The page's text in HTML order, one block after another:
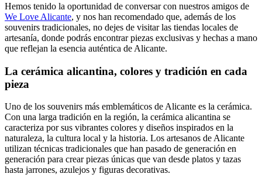
Hemos tenido la oportunidad de conversar con nuestros amigos de
We Love Alicante, y nos han recomendado que, además de los
souvenirs tradicionales, no dejes de visitar las tiendas locales de
artesanía, donde podrás encontrar piezas exclusivas y hechas a mano
que reflejan la esencia auténtica de Alicante.
La cerámica alicantina, colores y tradición en cada
pieza
Uno de los souvenirs más emblemáticos de Alicante es la cerámica.
Con una larga tradición en la región, la cerámica alicantina se
caracteriza por sus vibrantes colores y diseños inspirados en la
naturaleza, la cultura local y la historia. Los artesanos de Alicante
utilizan técnicas tradicionales que han pasado de generación en
generación para crear piezas únicas que van desde platos y tazas
hasta jarrones, azulejos y figuras decorativas.